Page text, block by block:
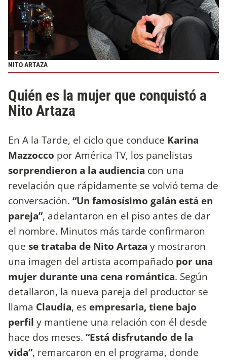
NITO ARTAZA
Quién es la mujer que conquistó a
Nito Artaza
En A la Tarde, el ciclo que conduce Karina
Mazzocco por América TV, los panelistas
sorprendieron a la audiencia con una
revelación que rápidamente se volvió tema de
conversación. “Un famosísimo galán está en
pareja”, adelantaron en el piso antes de dar
el nombre. Minutos más tarde confirmaron
que se trataba de Nito Artaza y mostraron
una imagen del artista acompañado por una
mujer durante una cena romántica. Según
detallaron, la nueva pareja del productor se
llama Claudia, es empresaria, tiene bajo
perfil y mantiene una relación con él desde
hace dos meses. “Está disfrutando de la
vida”, remarcaron en el programa, donde